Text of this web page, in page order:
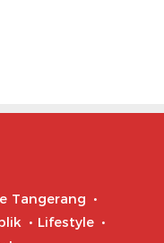
Tangerang
Lifestyle